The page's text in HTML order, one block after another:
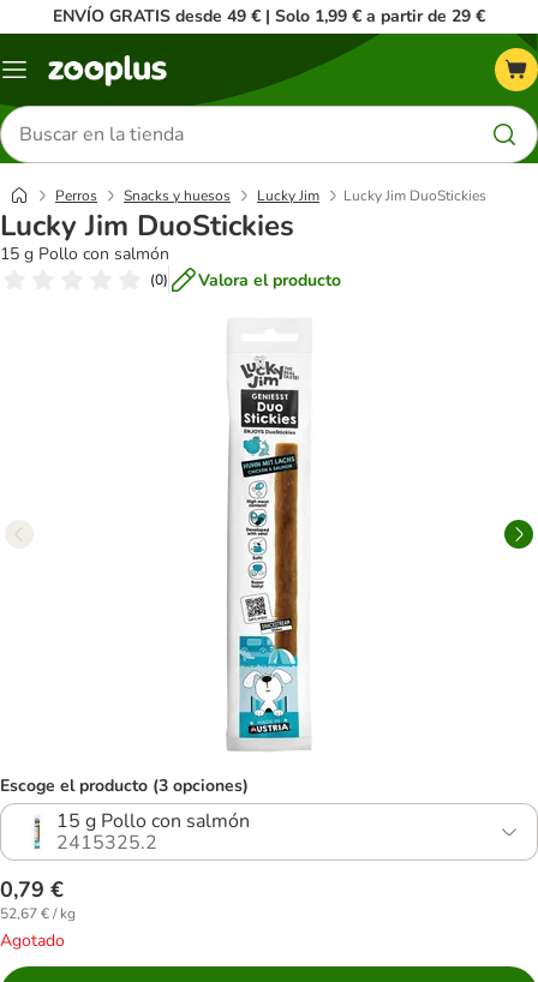
ENVÍO GRATIS desde 49 € | Solo 1,99 € a partir de 29 €
Menú
Buscar
productos
Perros Snacks y huesos Lucky Jim Lucky Jim DuoStickies
Lucky Jim DuoStickies
15 g Pollo con salmón
(0) Valora el producto
Escoge el producto (3 opciones)
15 g Pollo con salmón
2415325.2
0,79 €
52,67 € / kg
Agotado